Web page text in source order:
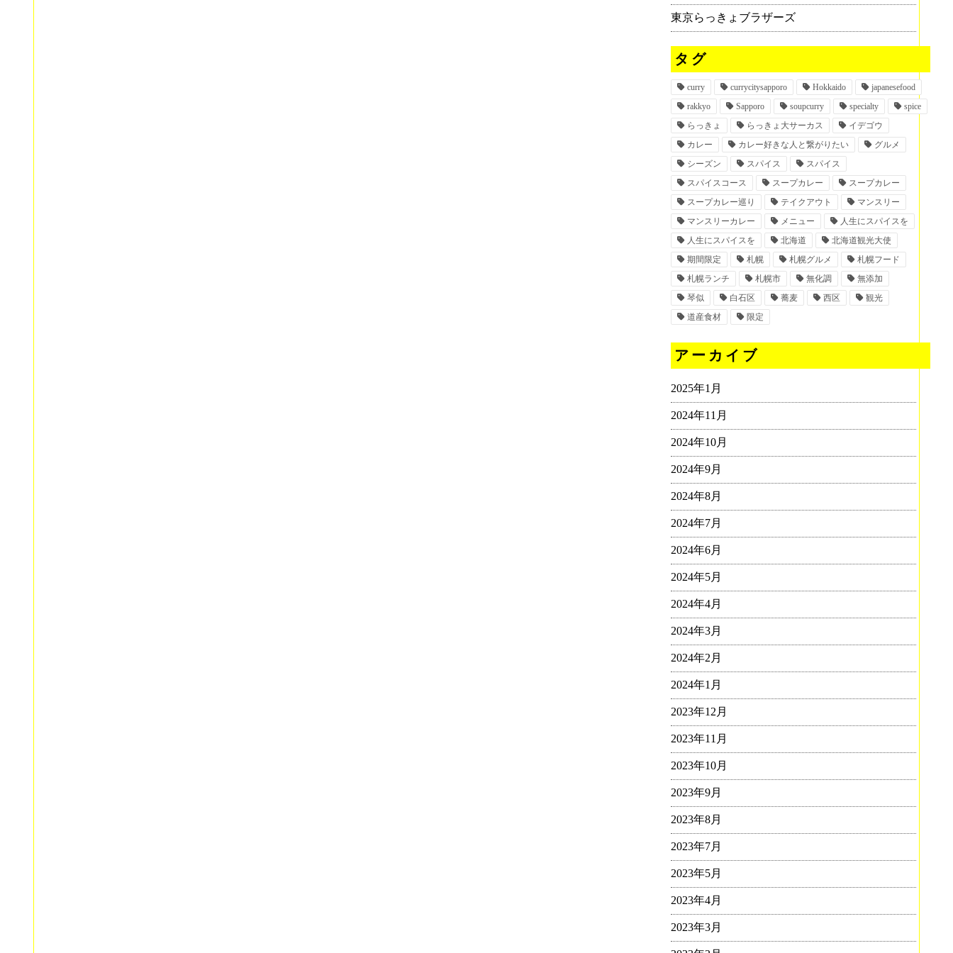
東京らっきょブラザーズ
タグ
curry currycitysapporo Hokkaido
japanesefood
rakkyo
Sapporo soupcurry specialty
spice
らっきょ
らっきょ大サーカス
イデゴウ
カレー
カレー好きな人と繋がりたい
グルメ
シーズン
スパイス
スパイス
スパイスコース
スープカレー
スープカレー
スープカレー巡り
テイクアウト
マンスリー
マンスリーカレー
メニュー
人生にスパイスを
人生にスパイスを
北海道
北海道観光大使
期間限定
札幌 札幌グルメ
札幌フード
札幌ランチ
札幌市 無化調
無添加
琴似
白石区 蕎麦 西区
観光
道産食材
限定
アーカイブ
2025年1月
2024年11月
2024年10月
2024年9月
2024年8月
2024年7月
2024年6月
2024年5月
2024年4月
2024年3月
2024年2月
2024年1月
2023年12月
2023年11月
2023年10月
2023年9月
2023年8月
2023年7月
2023年5月
2023年4月
2023年3月